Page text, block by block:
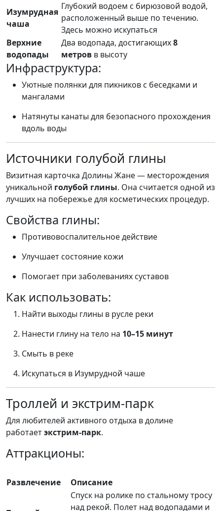
Изумрудная
чаша
Глубокий водоем с бирюзовой водой,
расположенный выше по течению.
Здесь можно искупаться
Верхние
водопады
Два водопада, достигающих8
метров в высоту
Инфраструктура:
Уютные полянки для пикников с беседками и
мангалами
Натянуты канаты для безопасного прохождения
вдоль воды
Источники голубой глины
Визитная карточка Долины Жане — месторождения
уникальной голубой глины. Она считается одной из
лучших на побережье для косметических процедур.
Свойства глины:
Противовоспалительное действие
Улучшает состояние кожи
Помогает при заболеваниях суставов
Как использовать:
Найти выходы глины в русле реки
Нанести глину на тело на 10–15 минут
Смыть в реке
Искупаться в Изумрудной чаше
Троллей и экстрим-парк
Для любителей активного отдыха в долине
работаетэкстрим-парк.
Аттракционы:
Развлечение Описание
Спуск на ролике по стальному тросу
над рекой. Полет над водопадами и